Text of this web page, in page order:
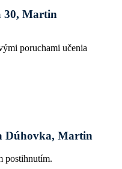
30, Martin
poruchami učenia
Dúhovka, Martin
postihnutím.